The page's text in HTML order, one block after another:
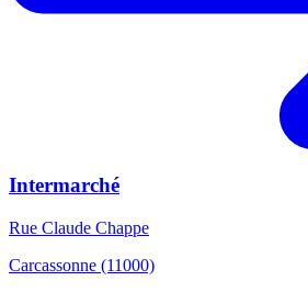
Intermarché
Rue Claude Chappe
Carcassonne (11000)